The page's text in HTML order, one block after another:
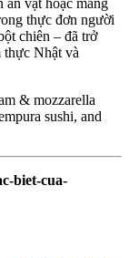
thực đơn người
chiên – đã trở
thực Nhật và
biet-cua-